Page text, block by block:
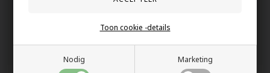
Nodig Marketing
Toon cookie -details
Anderen gekocht hebben ook